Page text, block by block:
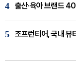
4 출산·육아 브랜드
5 조프런티어, 국내 뷰